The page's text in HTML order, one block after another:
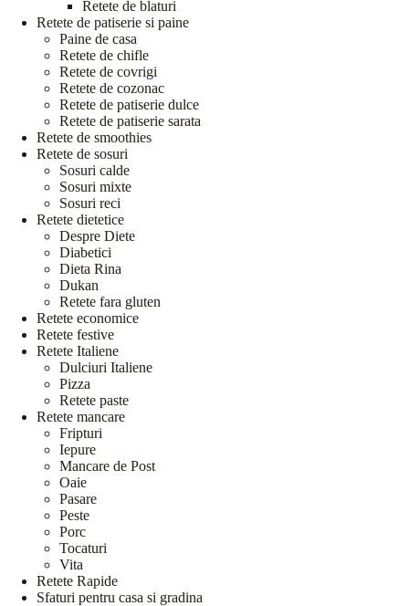
Retete de blaturi
Retete de patiserie si paine
Paine de casa
Retete de chifle
Retete de covrigi
Retete de cozonac
Retete de patiserie dulce
Retete de patiserie sarata
Retete de smoothies
Retete de sosuri
Sosuri calde
Sosuri mixte
Sosuri reci
Retete dietetice
Despre Diete
Diabetici
Dieta Rina
Dukan
Retete fara gluten
Retete economice
Retete festive
Retete Italiene
Dulciuri Italiene
Pizza
Retete paste
Retete mancare
Fripturi
Iepure
Mancare de Post
Oaie
Pasare
Peste
Porc
Tocaturi
Vita
Retete Rapide
Sfaturi pentru casa si gradina